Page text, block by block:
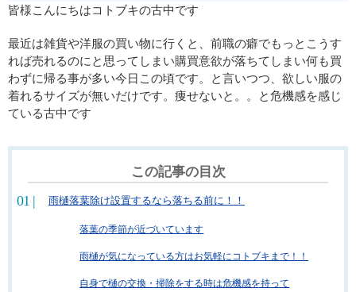
皆様こんにちはコトブキの古中です
最近は雑貨や洋服の買い物に行くと、前職の癖でもっとこうす
れば売れるのにと思ってしまい購買意欲が落ちてしまい何も買
わずに帰る事が多い今日この頃です。と言いつつ、欲しい服の
着れるサイズが無いだけです。痩せないと。。と危機感を感じ
ている古中です
この記事の目次
雨樋落葉除け設置するなら落ちる前に！！
落葉の季節が近づいています
雨樋が気になっている方はお気軽にコトブキまで！！
自身で樋の交換・掃除をする時は危機感を持って